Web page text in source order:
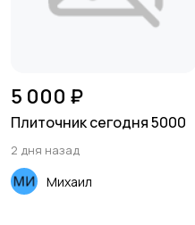
5 000 ₽
Плиточник сегодня 5000
2 дня назад
Михаил